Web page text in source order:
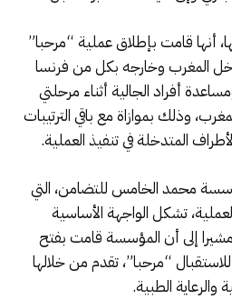
أنها قامت بإطلاق عملية “مرحبا”
المغرب وخارجه بكل من فرنسا
أفراد الجالية أثناء مرحلتي
وذلك بموازاة مع باقي الترتيبات
المتدخلة في تنفيذ العملية.
محمد الخامس للتضامن، التي
تشكل الواجهة الأساسية
مشيرا إلى أن المؤسسة قامت بفتح
(24) فضاء للاستقبال “مرحبا”، تقدم من خلالها
الطبية.